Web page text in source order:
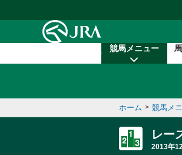
競馬メニュー
ホーム > 競馬メ
レー
2013年